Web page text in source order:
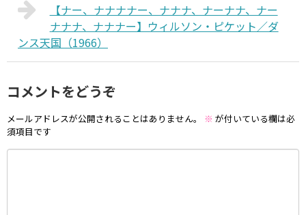
【ナー、ナナナナー、ナナナ、ナーナナ、ナー
ナナナ、ナナナー】ウィルソン・ピケット／ダ
ンス天国（1966）
コメントをどうぞ
メールアドレスが公開されることはありません。 ※ が付いている欄は必
須項目です